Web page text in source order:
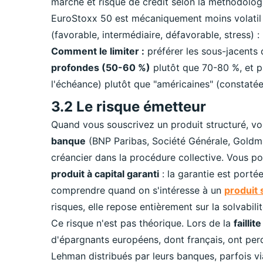
EuroStoxx 50 est mécaniquement moins
(favorable, intermédiaire, défavorable, stress)
Comment le limiter : préférer les sous-
profondes (50-60 %) plutôt que 70-80 %, et
l'échéance) plutôt que "américaines"
3.2 Le risque émetteur
Quand vous souscrivez un produit structuré,
banque (BNP Paribas, Société Générale,
créancier dans la procédure collective. Vous
produit à capital garanti : la garantie est
comprendre quand on s'intéresse à un produit
risques, elle repose entièrement sur la
Ce risque n'est pas théorique. Lors de la
d'épargnants européens, dont français, ont
Lehman distribués par leurs banques, parfois